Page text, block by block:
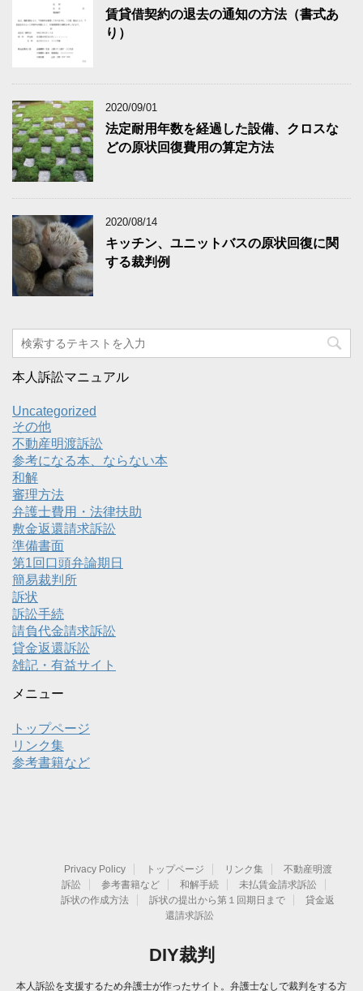
賃貸借契約の退去の通知の方法（書式あ
り）
2020/09/01
法定耐用年数を経過した設備、クロスな
どの原状回復費用の算定方法
2020/08/14
キッチン、ユニットバスの原状回復に関
する裁判例
本人訴訟マニュアル
Uncategorized
その他
不動産明渡訴訟
参考になる本、ならない本
和解
審理方法
弁護士費用・法律扶助
敷金返還請求訴訟
準備書面
第1回口頭弁論期日
簡易裁判所
訴状
訴訟手続
請負代金請求訴訟
貸金返還訴訟
雑記・有益サイト
メニュー
トップページ
リンク集
参考書籍など
Privacy Policy トップページ リンク集
不動産明渡
訴訟
参考書籍など 和解手続
未払賃金請求訴訟
訴状の作成方法
訴状の提出から第１回期日まで
貸金返
還請求訴訟
DIY裁判
本人訴訟を支援するため弁護士が作ったサイト。弁護士なしで裁判をする方